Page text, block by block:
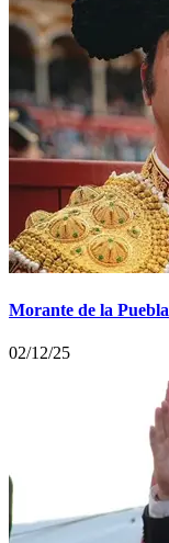
Morante de la Puebla
02/12/25